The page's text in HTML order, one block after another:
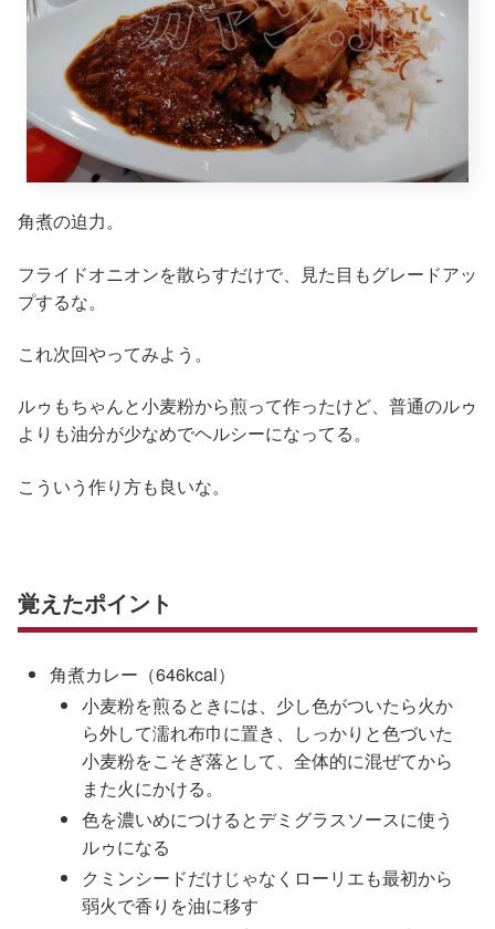
角煮の迫力。
フライドオニオンを散らすだけで、見た目もグレードアッ
プするな。
これ次回やってみよう。
ルゥもちゃんと小麦粉から煎って作ったけど、普通のルゥ
よりも油分が少なめでヘルシーになってる。
こういう作り方も良いな。
覚えたポイント
角煮カレー（646kcal）
小麦粉を煎るときには、少し色がついたら火か
ら外して濡れ布巾に置き、しっかりと色づいた
小麦粉をこそぎ落として、全体的に混ぜてから
また火にかける。
色を濃いめにつけるとデミグラスソースに使う
ルゥになる
クミンシードだけじゃなくローリエも最初から
弱火で香りを油に移す